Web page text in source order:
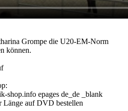
Grompe die U20-EM-Norm
können.
shop.info epages de_de _blank
Länge auf DVD bestellen